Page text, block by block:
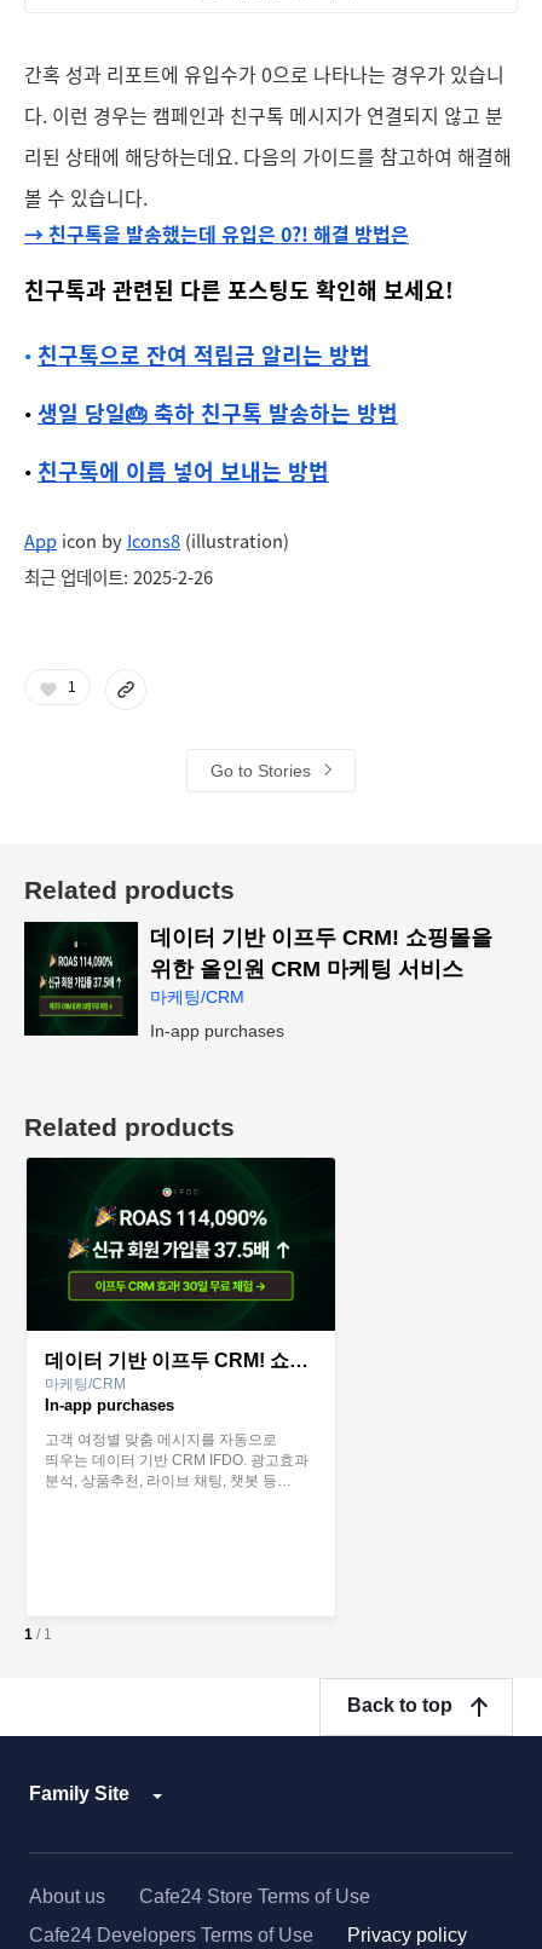
간혹 성과 리포트에 유입수가 0으로 나타나는 경우가 있습니
다. 이런 경우는 캠페인과 친구톡 메시지가 연결되지 않고 분
리된 상태에 해당하는데요. 다음의 가이드를 참고하여 해결해
볼 수 있습니다.
→ 친구톡을 발송했는데 유입은 0?! 해결 방법은
친구톡과 관련된 다른 포스팅도 확인해 보세요!
• 친구톡으로 잔여 적립금 알리는 방법
﻿• 생일 당일🎂 축하 친구톡 발송하는 방법
﻿• 친구톡에 이름 넣어 보내는 방법
App icon by Icons8 (illustration)
최근 업데이트: 2025-2-26
1
Go to Stories
Related products
데이터 기반 이프두 CRM! 쇼핑몰을
위한 올인원 CRM 마케팅 서비스
마케팅/CRM
In-app purchases
Related products
데이터 기반 이프두 CRM! 쇼핑몰을 위한 올인원 CRM 마케팅 서비스
마케팅/CRM
In-app purchases
고객 여정별 맞춤 메시지를 자동으로
띄우는 데이터 기반 CRM IFDO. 광고효과
분석, 상품추천, 라이브 채팅, 챗봇 등
1 / 1
Family Site
Back to top
About us
Cafe24 Store Terms of Use
Cafe24 Developers Terms of Use
Privacy policy